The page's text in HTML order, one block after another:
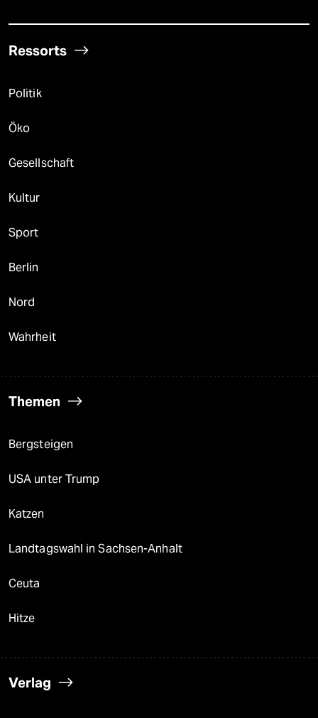
Ressorts
Politik
Öko
Gesellschaft
Kultur
Sport
Berlin
Nord
Wahrheit
Themen
Bergsteigen
USA unter Trump
Katzen
Landtagswahl in Sachsen-Anhalt
Ceuta
Hitze
Verlag